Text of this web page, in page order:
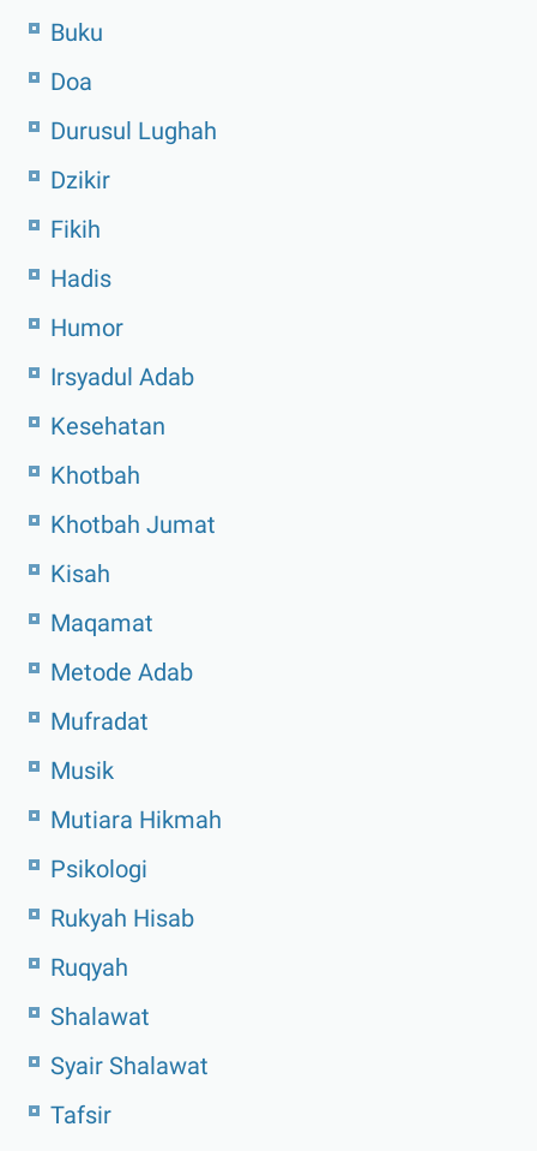
Buku
Doa
Durusul Lughah
Dzikir
Fikih
Hadis
Humor
Irsyadul Adab
Kesehatan
Khotbah
Khotbah Jumat
Kisah
Maqamat
Metode Adab
Mufradat
Musik
Mutiara Hikmah
Psikologi
Rukyah Hisab
Ruqyah
Shalawat
Syair Shalawat
Tafsir